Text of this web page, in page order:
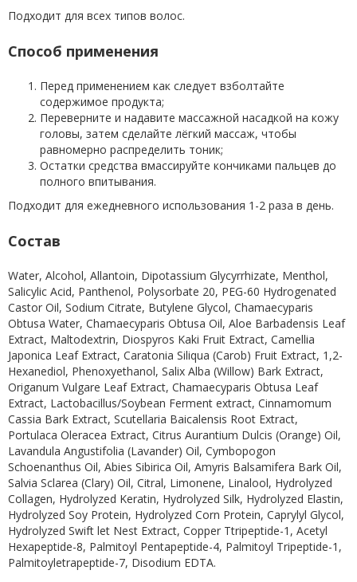
Подходит для всех типов волос.
Способ применения
Перед применением как следует взболтайте
содержимое продукта;
Переверните и надавите массажной насадкой на кожу
головы, затем сделайте лёгкий массаж, чтобы
равномерно распределить тоник;
Остатки средства вмассируйте кончиками пальцев до
полного впитывания.
Подходит для ежедневного использования 1-2 раза в день.
Состав
Water, Alcohol, Allantoin, Dipotassium Glycyrrhizate, Menthol,
Salicylic Acid, Panthenol, Polysorbate 20, PEG-60 Hydrogenated
Castor Oil, Sodium Citrate, Butylene Glycol, Chamaecyparis
Obtusa Water, Chamaecyparis Obtusa Oil, Aloe Barbadensis Leaf
Extract, Maltodextrin, Diospyros Kaki Fruit Extract, Camellia
Japonica Leaf Extract, Caratonia Siliqua (Carob) Fruit Extract, 1,2-
Hexanediol, Phenoxyethanol, Salix Alba (Willow) Bark Extract,
Origanum Vulgare Leaf Extract, Chamaecyparis Obtusa Leaf
Extract, Lactobacillus/Soybean Ferment extract, Cinnamomum
Cassia Bark Extract, Scutellaria Baicalensis Root Extract,
Portulaca Oleracea Extract, Citrus Aurantium Dulcis (Orange) Oil,
Lavandula Angustifolia (Lavander) Oil, Cymbopogon
Schoenanthus Oil, Abies Sibirica Oil, Amyris Balsamifera Bark Oil,
Salvia Sclarea (Clary) Oil, Citral, Limonene, Linalool, Hydrolyzed
Collagen, Hydrolyzed Keratin, Hydrolyzed Silk, Hydrolyzed Elastin,
Hydrolyzed Soy Protein, Hydrolyzed Corn Protein, Caprylyl Glycol,
Hydrolyzed Swift let Nest Extract, Copper Ttripeptide-1, Acetyl
Hexapeptide-8, Palmitoyl Pentapeptide-4, Palmitoyl Tripeptide-1,
Palmitoyletrapeptide-7, Disodium EDTA.